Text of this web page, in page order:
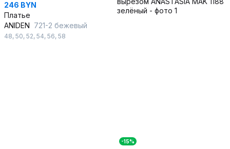
246 BYN
Платье
ANIDEN 721-2 бежевый
48, 50, 52, 54, 56, 58
-15%